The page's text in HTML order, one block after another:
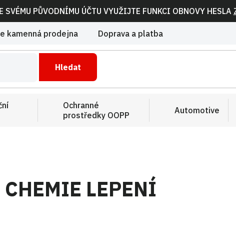
PŮVODNÍMU ÚČTU VYUŽIJTE FUNKCI OBNOVY HESLA
kamenná prodejna Doprava a platba
Hledat
Ochranné
prostředky OOPP
Automotive
CHEMIE LEPENÍ